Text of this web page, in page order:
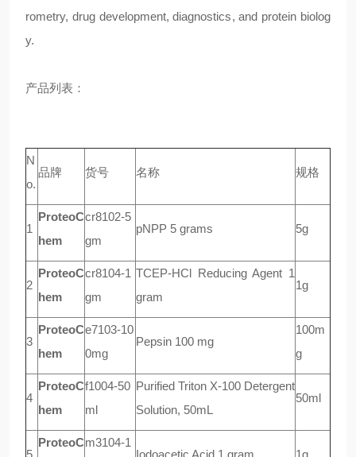
rometry, drug development, diagnostics, and protein biolog
y.
产品列表：
N
o.
品牌 货号 名称 规格
1
ProteoC
hem
cr8102-5
gm
pNPP 5 grams 5g
2
ProteoC
hem
cr8104-1
gm
TCEP-HCl Reducing Agent 1
gram
1g
3
ProteoC
hem
e7103-10
0mg
Pepsin 100 mg
100m
g
4
ProteoC
hem
f1004-50
ml
Purified Triton X-100 Detergent
Solution, 50mL
50ml
5
ProteoCm3104-1
Iodoacetic Acid 1 gram
1g